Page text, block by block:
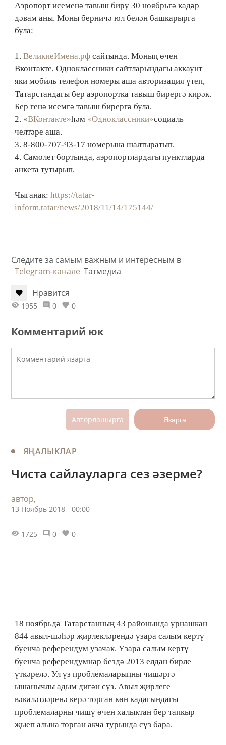
Аэропорт исеменә тавыш бирү 30 ноябрьгә кадәр
дәвам аны. Моны берничә юл белән башкарырга
була:
1. ВеликиеИмена.рф сайтында. Моның өчен
Вконтакте, Одноклассники сайтларындагы аккаунт
яки мобиль телефон номеры аша авторизация үтеп,
Татарстандагы бер аэропортка тавыш бирергә кирәк.
Бер генә исемгә тавыш бирергә була.
2. «ВКонтакте»һәм «Одноклассники»социаль
челтәре аша.
3. 8-800-707-93-17 номерына шалтыратып.
4. Самолет бортында, аэропортлардагы пунктларда
анкета тутырып.
Чыганак: https://tatar-
inform.tatar/news/2018/11/14/175144/
Следите за самым важным и интересным в
Telegram-канале Татмедиа
Нравится
1955 0 0
Комментарий юк
Авторлашырга Язарга
ЯҢАЛЫКЛАР
​Чиста сайлауларга сез әзерме?
автор,
13 Ноябрь 2018 - 00:00
1725 0 0
18 ноябрьдә Татарстанның 43 районында урнашкан
844 авыл-шәһәр җирлекләрендә үзара салым кертү
буенча референдум узачак. Үзара салым кертү
буенча референдумнар бездә 2013 елдан бирле
үткәрелә. Ул үз проблемаларыңны чишәргә
ышанычлы адым дигән сүз. Авыл җирлеге
вәкаләтләренә керә торган көн кадагындагы
проблемаларны чишү өчен халыктан бер тапкыр
җыеп алына торган акча турында сүз бара.